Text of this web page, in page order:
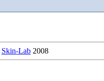
Skin-Lab 2008